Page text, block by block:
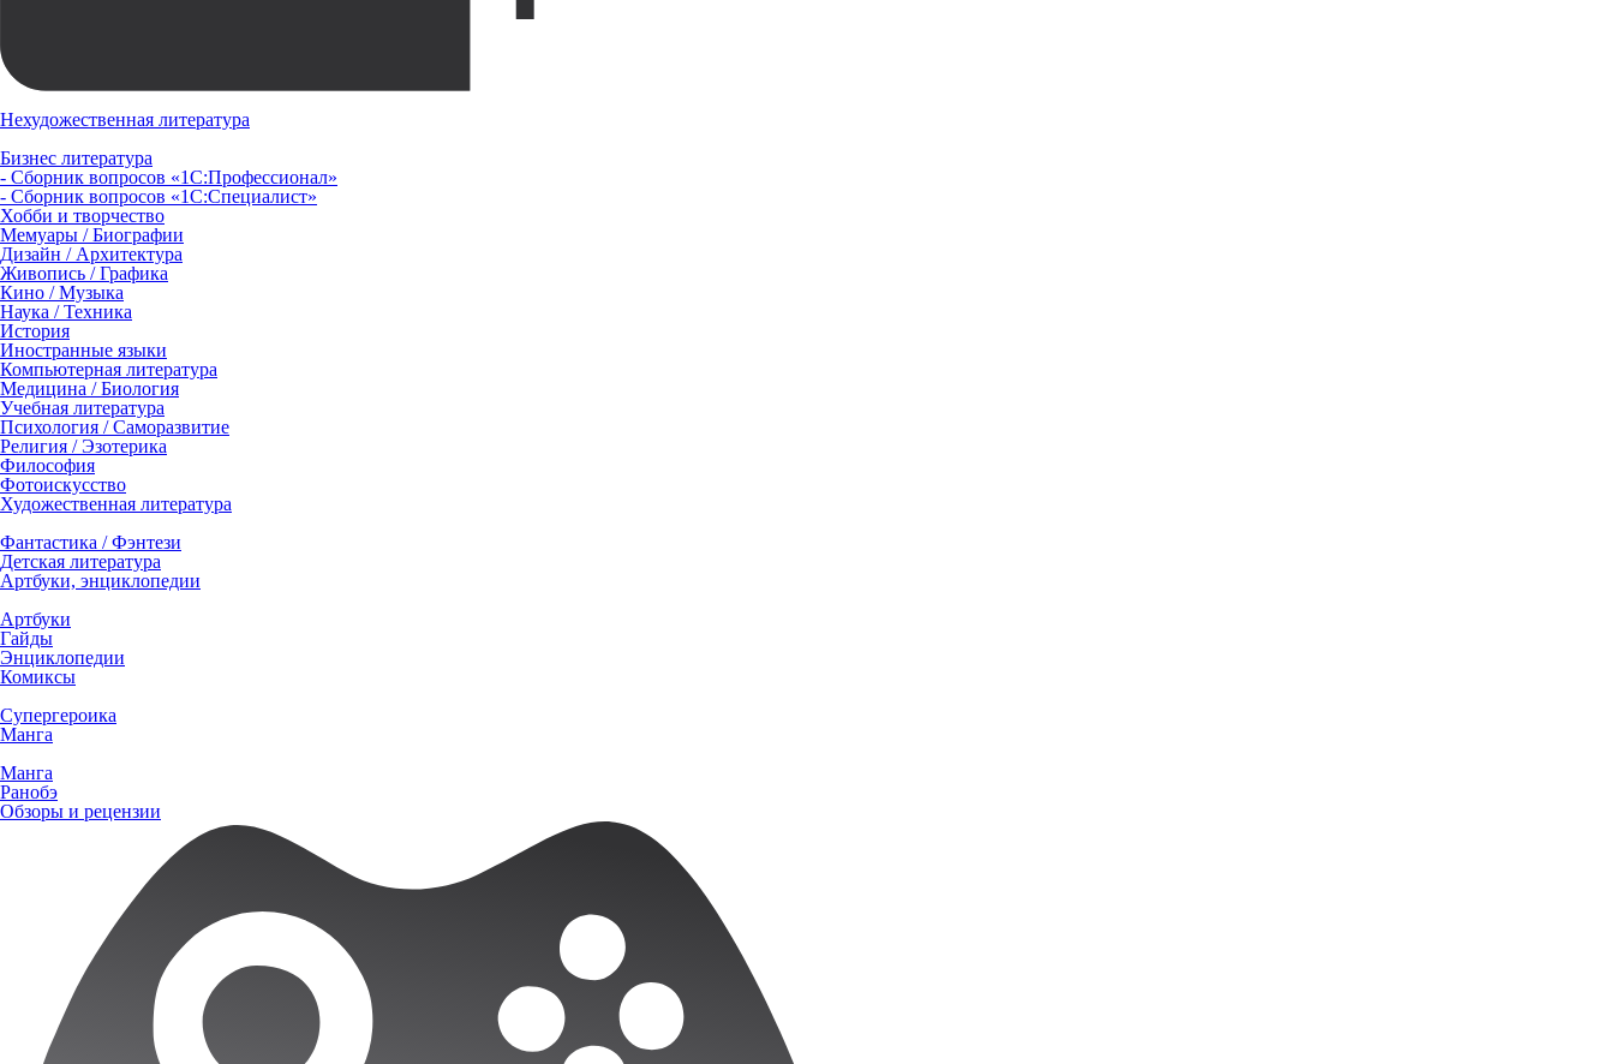
Нехудожественная литература
Бизнес литература
- Сборник вопросов «1С:Профессионал»
- Сборник вопросов «1С:Специалист»
Хобби и творчество
Мемуары / Биографии
Дизайн / Архитектура
Живопись / Графика
Кино / Музыка
Наука / Техника
История
Иностранные языки
Компьютерная литература
Медицина / Биология
Учебная литература
Психология / Саморазвитие
Религия / Эзотерика
Философия
Фотоискусство
Художественная литература
Фантастика / Фэнтези
Детская литература
Артбуки, энциклопедии
Артбуки
Гайды
Энциклопедии
Комиксы
Супергероика
Манга
Манга
Ранобэ
Обзоры и рецензии